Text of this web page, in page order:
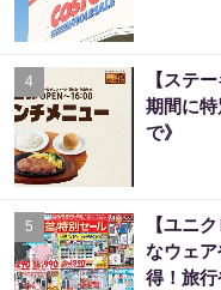
4
【ステ
期間に
で》
5
【ユニ
なウェ
得！旅